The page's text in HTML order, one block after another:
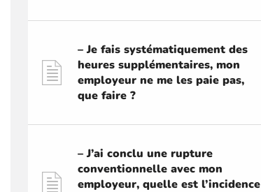
– Je fais systématiquement des
heures supplémentaires, mon
employeur ne me les paie pas,
que faire ?
– J’ai conclu une rupture
conventionnelle avec mon
employeur, quelle est l’incidence